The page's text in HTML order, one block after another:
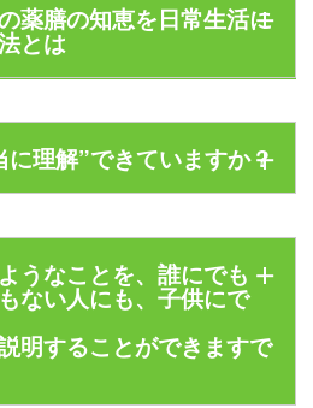
薬膳の知恵を日常生活に
とは
に理解”できていますか？
践編
ことを活かしながら、より知
ていただきたい上級編の教材
すので
うなことを、誰にでも
ない人にも、子供にで
明することができますで